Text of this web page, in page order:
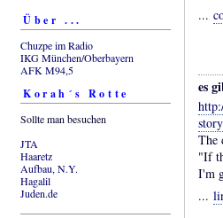
Über ...
Chuzpe im Radio
IKG München/Oberbayern
AFK M94,5
Korah´s Rotte
Sollte man besuchen
JTA
Haaretz
Aufbau, N.Y.
Hagalil
Juden.de
...
es
The
"If
I'm
...